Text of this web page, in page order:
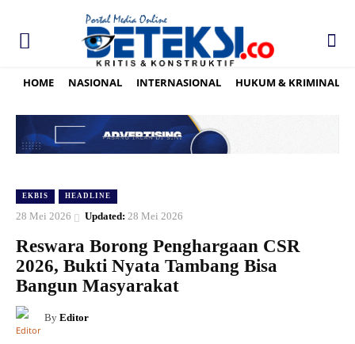
HOME NASIONAL INTERNASIONAL HUKUM & KRIMINAL
EKBIS HEADLINE
28 Mei 2026 Updated: 28 Mei 2026
Reswara Borong Penghargaan CSR
2026, Bukti Nyata Tambang Bisa
Bangun Masyarakat
By Editor